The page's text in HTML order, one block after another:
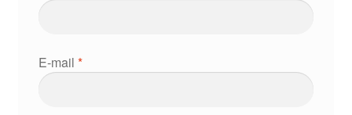
E-mail *